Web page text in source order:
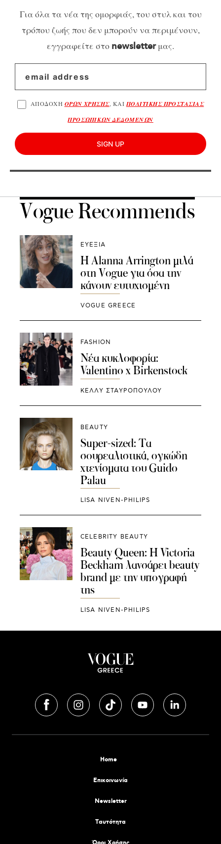
Για όλα τα νέα της ομορφιάς, του στυλ και του
τρόπου ζωής που δεν μπορούν να περιμένουν,
εγγραφείτε στο newsletterμας.
ΑΠΟΔΟΧΗ ΟΡΩΝ ΧΡΗΣΗΣ, ΚΑΙΠΟΛΙΤΙΚΗΣ ΠΡΟΣΤΑΣΙΑΣ
ΠΡΟΣΩΠΙΚΩΝ ΔΕΔΟΜΕΝΩΝ
SIGN UP
Vogue Recommends
ΕΥΕΞΙΑ
Η Alanna Arrington μιλά
στη Vogue για όσα την
κάνουν ευτυχισμένη
VOGUE GREECE
FASHION
Νέα κυκλοφορία:
Valentino x Birkenstock
ΚΕΛΛΥ ΣΤΑΥΡΟΠΟΥΛΟΥ
BEAUTY
Super-sized: Τα
σουρεαλιστικά, ογκώδη
χτενίσματα του Guido
Palau
LISA NIVEN-PHILIPS
CELEBRITY BEAUTY
Beauty Queen: Η Victoria
Beckham λανσάρει beauty
brand με την υπογραφή
της
LISA NIVEN-PHILIPS
Home
Επικοινωνία
Newsletter
Tαυτότητα